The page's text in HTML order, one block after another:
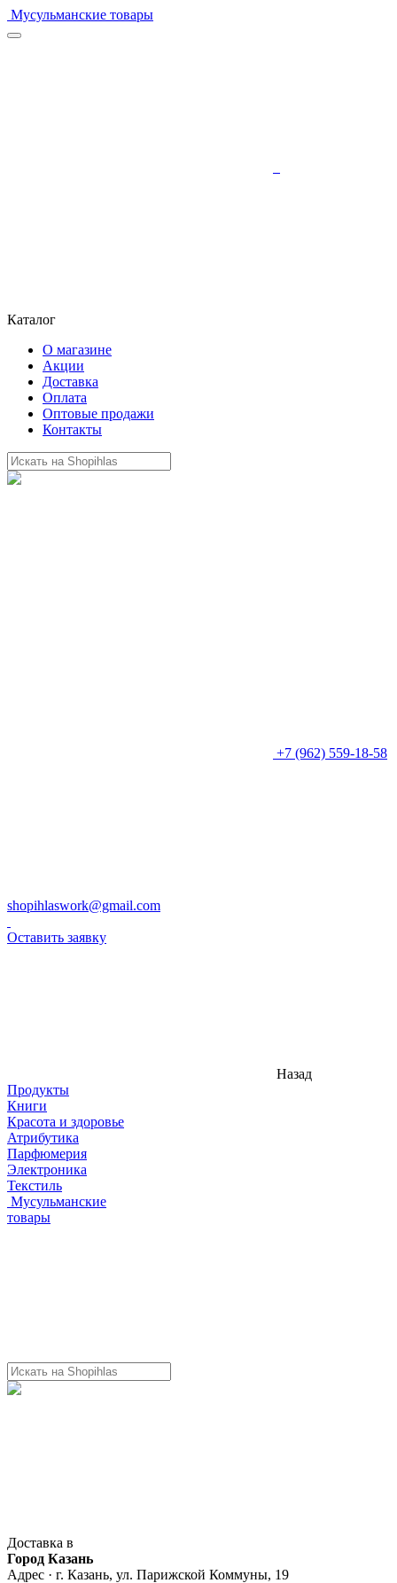
Мусульманские товары
Каталог
О магазине
Акции
Доставка
Оплата
Оптовые продажи
Контакты
+7 (962) 559-18-58
shopihlaswork@gmail.com
Оставить заявку
Назад
Продукты
Книги
Красота и здоровье
Атрибутика
Парфюмерия
Электроника
Текстиль
Мусульманские
товары
Доставка в
Город Казань
Адрес · г. Казань, ул. Парижской Коммуны, 19